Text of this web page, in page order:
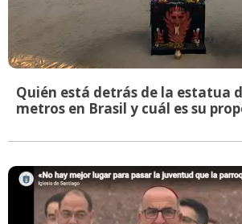
Quién está detrás de la estatua
metros en Brasil y cuál es su